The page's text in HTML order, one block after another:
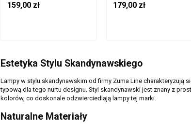
3210103 ZUMA LINE
159,00 zł
3210203 ZUMA LINE
179,00 zł
Estetyka Stylu Skandynawskiego
Lampy w stylu skandynawskim od firmy Zuma Line charakteryzują
typową dla tego nurtu designu. Styl skandynawski jest znany z
kolorów, co doskonale odzwierciedlają lampy tej marki.
Naturalne Materiały